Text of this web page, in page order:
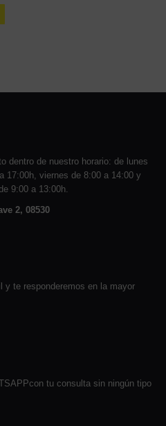
dentro de nuestro horario: de lunes
17:00h, viernes de 8:00 a 14:00 y
9:00 a 13:00h.
2, 08530
y te responderemos en la mayor
tu consulta sin ningún tipo